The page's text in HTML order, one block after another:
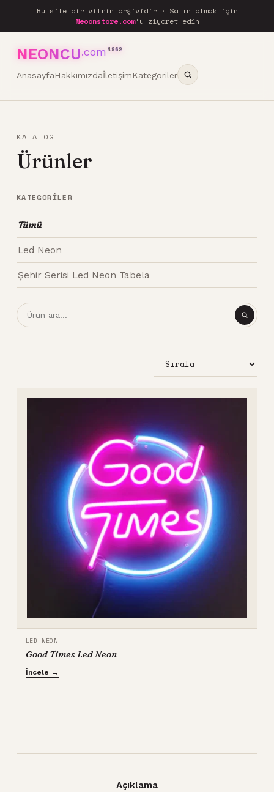
Bu site bir vitrin arşividir · Satın almak için
Neoonstore.com'u ziyaret edin
NEONCU.com 1962
AnasayfaHakkımızdaİletişimKategoriler
KATALOG
Ürünler
KATEGORILER
Tümü
Led Neon
Şehir Serisi Led Neon Tabela
LED NEON
Good Times Led Neon
İncele →
Açıklama